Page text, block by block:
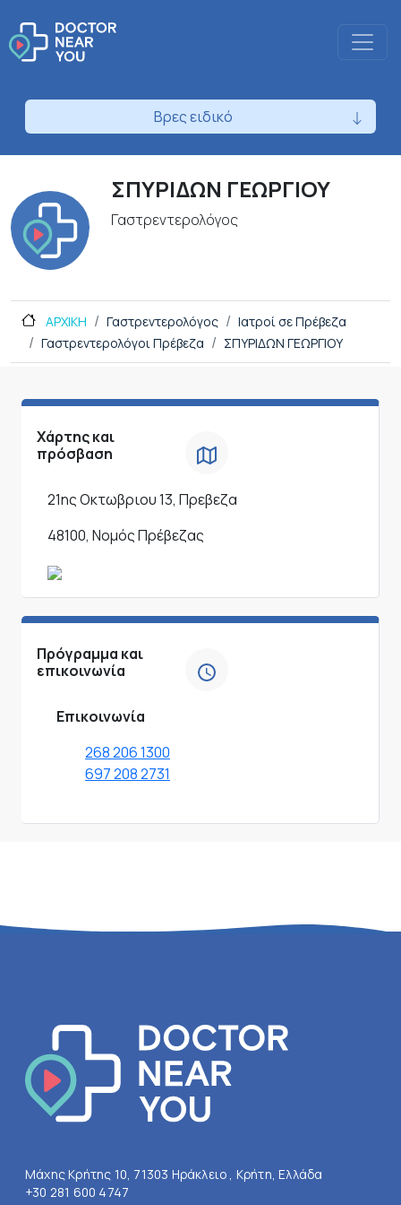
Βρες ειδικό
ΣΠΥΡΙΔΩΝ ΓΕΩΡΓΙΟΥ
Γαστρεντερολόγος
ΑΡΧΙΚΗ Γαστρεντερολόγος
Ιατροί σε Πρέβεζα
Γαστρεντερολόγοι Πρέβεζα
ΣΠΥΡΙΔΩΝ ΓΕΩΡΓΙΟΥ
Χάρτης και
πρόσβαση
21ης Οκτωβριου 13, Πρεβεζα
48100, Νομός Πρέβεζας
Πρόγραμμα και
επικοινωνία
Επικοινωνία
268 206 1300
697 208 2731
Μάχης Κρήτης 10, 71303 Ηράκλειο , Κρήτη, Ελλάδα
+30 281 600 4747